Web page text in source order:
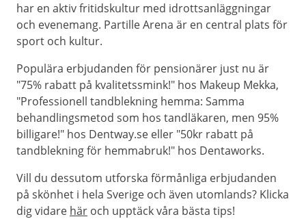
har en aktiv fritidskultur med idrottsanläggningar
och evenemang. Partille Arena är en central plats för
sport och kultur.
Populära erbjudanden för pensionärer just nu är
"75% rabatt på kvalitetssmink!" hos Makeup Mekka,
"Professionell tandblekning hemma: Samma
behandlingsmetod som hos tandläkaren, men 95%
billigare!" hos Dentway.se eller "50kr rabatt på
tandblekning för hemmabruk!" hos Dentaworks.
Vill du dessutom utforska förmånliga erbjudanden
på skönhet i hela Sverige och även utomlands? Klicka
dig vidare här och upptäck våra bästa tips!